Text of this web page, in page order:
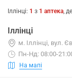
Іллінці: 1 з 1 аптека,
Іллінці
м. Іллінці, вул.
Пн-Нд: 08:00-
На мапі